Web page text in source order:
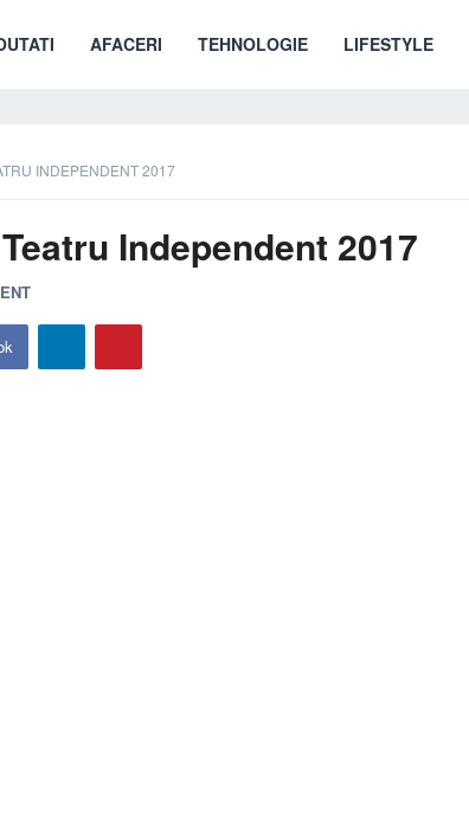
AFACERI TEHNOLOGIE LIFESTYLE
INDEPENDENT 2017
Independent 2017